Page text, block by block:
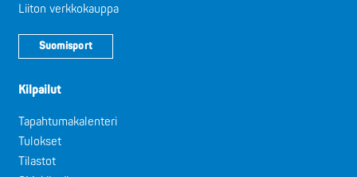
Liiton verkkokauppa
Suomisport
Kilpailut
Tapahtumakalenteri
Tulokset
Tilastot